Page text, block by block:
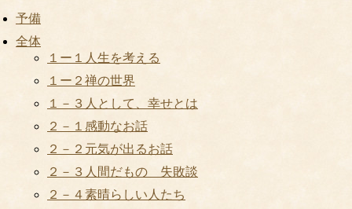
予備
全体
１ー１人生を考える
１ー２禅の世界
１－３人として、幸せとは
２－１感動なお話
２－２元気が出るお話
２－３人間だもの 失敗談
２－４素晴らしい人たち